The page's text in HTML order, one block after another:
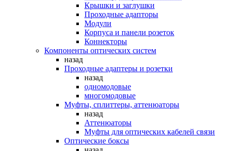
Крышки и заглушки
Проходные адапторы
Модули
Корпуса и панели розеток
Коннекторы
Компоненты оптических систем
назад
Проходные адаптеры и розетки
назад
одномодовые
многомодовые
Муфты, сплиттеры, аттенюаторы
назад
Аттенюаторы
Муфты для оптических кабелей связи
Оптические боксы